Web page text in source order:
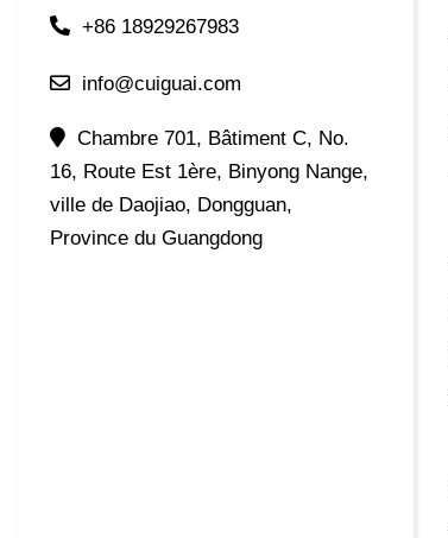
+86 18929267983
info@cuiguai.com
Chambre 701, Bâtiment C, No.
16, Route Est 1ère, Binyong Nange,
ville de Daojiao, Dongguan,
Province du Guangdong